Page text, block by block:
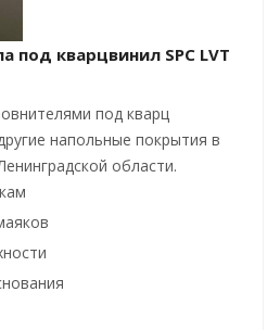
под кварцвинил SPC LVT
под кварц
напольные покрытия в
области.